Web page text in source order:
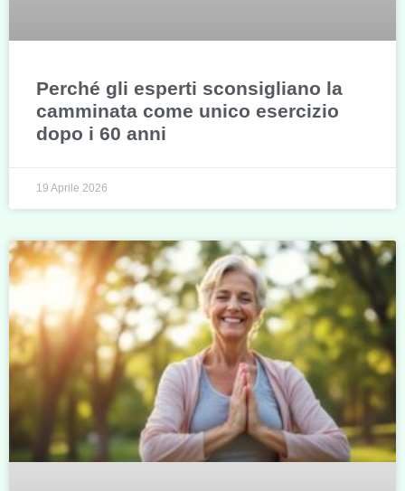
Perché gli esperti sconsigliano la
camminata come unico esercizio
dopo i 60 anni
19 Aprile 2026